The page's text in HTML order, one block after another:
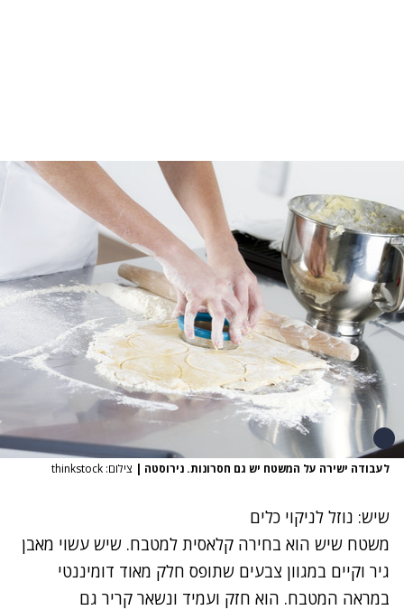
לעבודה ישירה על המשטח יש גם חסרונות. נירוסטה | צילום: thinkstock
שיש: נוזל לניקוי כלים
משטח שיש הוא בחירה קלאסית למטבח. שיש עשוי מאבן
גיר וקיים במגוון צבעים שתופס חלק מאוד דומיננטי
במראה המטבח. הוא חזק ועמיד ונשאר קריר גם